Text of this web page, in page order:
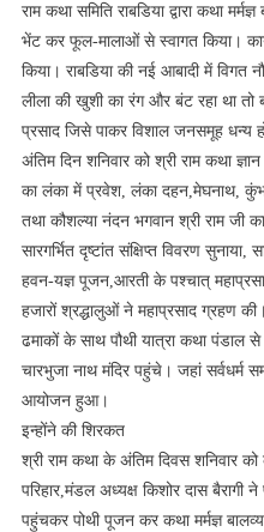
राम कथा समिति राबडिया द्वारा कथा
भेंट कर फूल-मालाओं से स्वागत किया।
किया। राबडिया की नई आबादी में विगत
लीला की खुशी का रंग और बंट रहा था
प्रसाद जिसे पाकर विशाल जनसमूह धन्य
अंतिम दिन शनिवार को श्री राम कथा
का लंका में प्रवेश, लंका दहन,मेघनाथ,
तथा कौशल्या नंदन भगवान श्री राम जी
सारगर्भित दृष्टांत संक्षिप्त विवरण सुनाया,
हवन-यज्ञ पूजन,आरती के पश्चात्
हजारों श्रद्धालुओं ने महाप्रसाद ग्रहण
ढमाकों के साथ पौथी यात्रा कथा पंडाल से
चारभुजा नाथ मंदिर पहुंचे। जहां सर्वधर्म
आयोजन हुआ।
इन्होंने की शिरकत
श्री राम कथा के अंतिम दिवस शनिवार को
परिहार,मंडल अध्यक्ष किशोर दास
पहुंचकर पोथी पूजन कर कथा मर्मज्ञ